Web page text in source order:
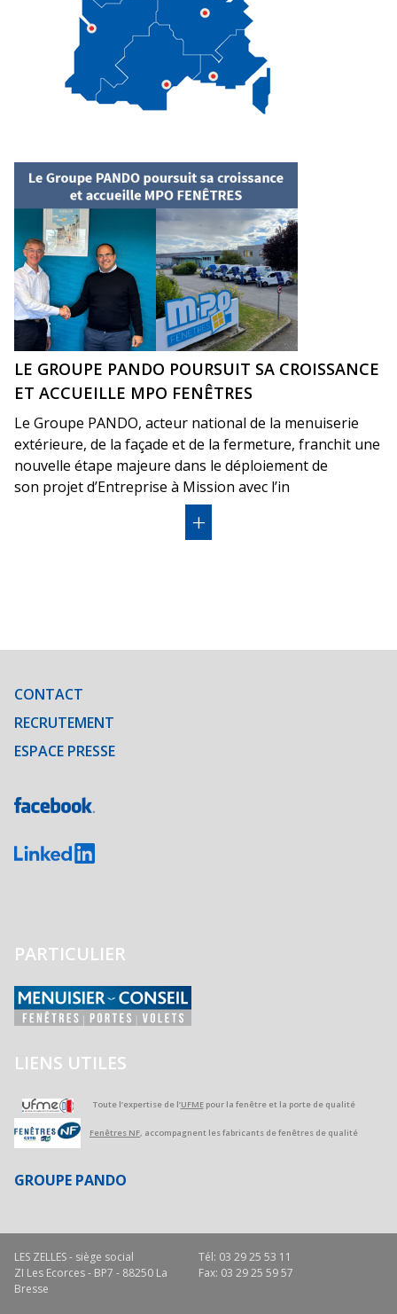
LE GROUPE PANDO POURSUIT SA CROISSANCE
ET ACCUEILLE MPO FENÊTRES
Le Groupe PANDO, acteur national de la menuiserie
extérieure, de la façade et de la fermeture, franchit une
nouvelle étape majeure dans le déploiement de
son projet d’Entreprise à Mission avec l’in
+
CONTACT
RECRUTEMENT
ESPACE PRESSE
PARTICULIER
LIENS UTILES
Toute l’expertise de l’UFMEpour la fenêtre et la porte de qualité
Fenêtres NF , accompagnent les fabricants de fenêtres de qualité
GROUPE PANDO
LES ZELLES - siège social
ZI Les Ecorces - BP7 - 88250 La
Bresse
Tél: 03 29 25 53 11
Fax: 03 29 25 59 57